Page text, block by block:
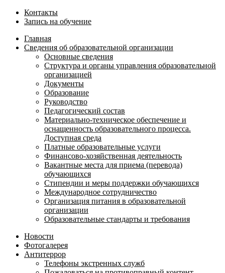
Контакты
Запись на обучение
Главная
Сведения об образовательной организации
Основные сведения
Структура и органы управления образовательной
организацией
Документы
Образование
Руководство
Педагогический состав
Материально-техническое обеспечение и
оснащенность образовательного процесса.
Доступная среда
Платные образовательные услуги
Финансово-хозяйственная деятельность
Вакантные места для приема (перевода)
обучающихся
Стипендии и меры поддержки обучающихся
Международное сотрудничество
Организация питания в образовательной
организации
Образовательные стандарты и требования
Новости
Фотогалерея
Антитеррор
Телефоны экстренных служб